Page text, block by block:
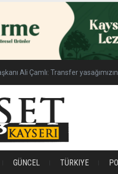
Ali Çamlı: Transfer yasağımızın
GÜNCEL TÜRKIYE